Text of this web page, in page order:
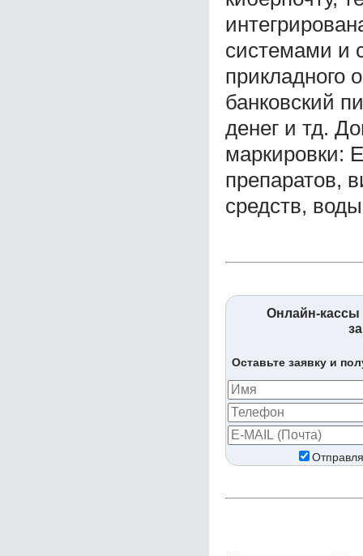
системами и
прикладного
банковский
денег и тд.
маркировки:
препаратов,
средств,
Онлайн-
Оставьте заявку и